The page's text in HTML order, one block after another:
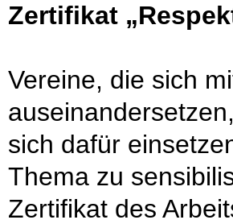
Zertifikat
Vereine, die sich
sich dafür
Thema zu
Zertifikat des